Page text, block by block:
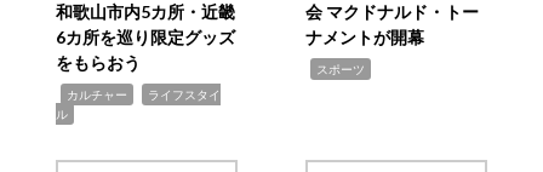
和歌山市内5カ所・近畿
6カ所を巡り限定グッズ
をもらおう
カルチャー
ライフスタイ
ル
会 マクドナルド・トー
ナメントが開幕
スポーツ